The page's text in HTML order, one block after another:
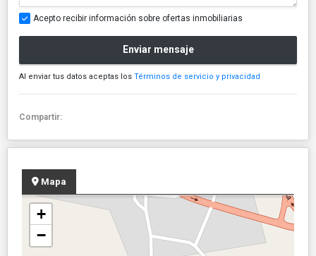
Acepto recibir información sobre ofertas inmobiliarias
Enviar mensaje
Al enviar tus datos aceptas los Términos de servicio y privacidad
Compartir:
Mapa
+
−